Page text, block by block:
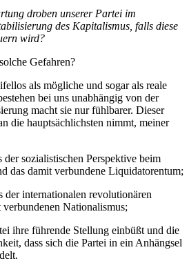
droben unserer Partei im
des Kapitalismus, falls diese
wird?
Gefahren?
als mögliche und sogar als reale
bei uns unabhängig von der
macht sie nur fühlbarer. Dieser
die hauptsächlichsten nimmt, meiner
der sozialistischen Perspektive beim
das damit verbundene Liquidatorentum;
der internationalen revolutionären
Nationalismus;
ihre führende Stellung einbüßt und die
dass sich die Partei in ein Anhängsel